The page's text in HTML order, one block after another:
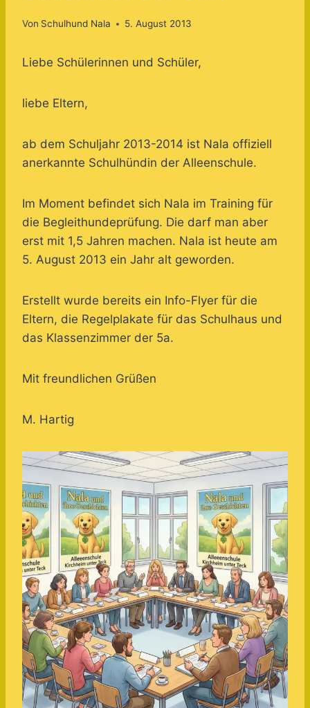
Von Schulhund Nala 5. August 2013
Liebe Schülerinnen und Schüler,
liebe Eltern,
ab dem Schuljahr 2013-2014 ist Nala offiziell
anerkannte Schulhündin der Alleenschule.
Im Moment befindet sich Nala im Training für
die Begleithundeprüfung. Die darf man aber
erst mit 1,5 Jahren machen. Nala ist heute am
5. August 2013 ein Jahr alt geworden.
Erstellt wurde bereits ein Info-Flyer für die
Eltern, die Regelplakate für das Schulhaus und
das Klassenzimmer der 5a.
Mit freundlichen Grüßen
M. Hartig